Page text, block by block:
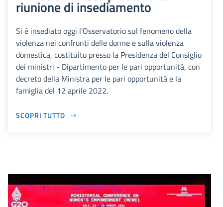
riunione di insediamento
Si è insediato oggi l’Osservatorio sul fenomeno della
violenza nei confronti delle donne e sulla violenza
domestica, costituito presso la Presidenza del Consiglio
dei ministri - Dipartimento per le pari opportunità, con
decreto della Ministra per le pari opportunità e la
famiglia del 12 aprile 2022.
SCOPRI TUTTO